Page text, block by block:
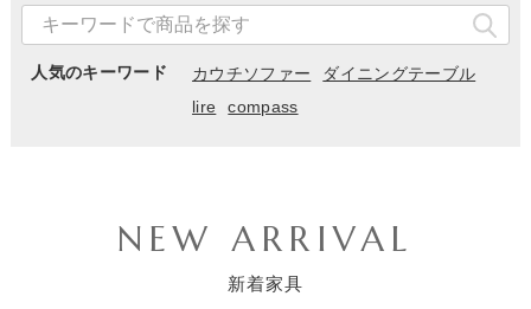
人気のキーワード カウチソファー
ダイニングテーブル
lire
compass
NEW ARRIVAL
新着家具